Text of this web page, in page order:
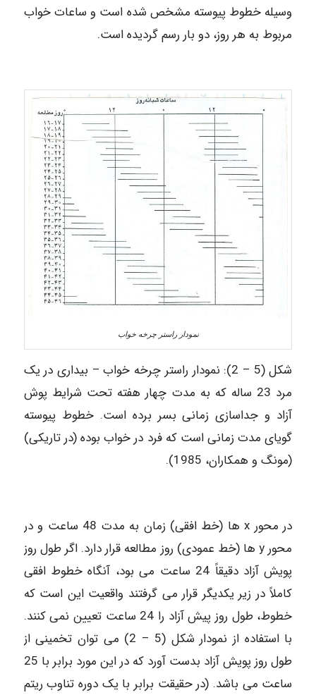
وسیله خطوط پیوسته مشخص شده است و ساعات خواب
مربوط به هر روز، دو بار رسم گردیده است.
نمودار راستر چرخه خواب
شکل (5 – 2): نمودار راستر چرخه خواب – بیداری در یک
مرد 23 ساله که به مدت چهار هفته تحت شرایط پوش
آزاد و جداسازی زمانی بسر برده است. خطوط پیوسته
گویای مدت زمانی است که فرد در خواب بوده (در تاریکی)
(مونگ و همکاران، 1985).
در محور x ها (خط افقی) زمان به مدت 48 ساعت و در
محور y ها (خط عمودی) روز مطالعه قرار دارد. اگر طول روز
پویش آزاد دقیقاً 24 ساعت می بود، آنگاه خطوط افقی
کاملاً در زیر یکدیگر قرار می گرفتند واقعیت این است که
خطوط، طول روز پیش آزاد را 24 ساعت تعیین نمی کنند.
با استفاده از نمودار شکل (5 – 2) می توان تخمینی از
طول روز پویش آزاد بدست آورد که در این مورد برابر با 25
ساعت می باشد. (در حقیقت برابر با یک دوره تناوب ریتم